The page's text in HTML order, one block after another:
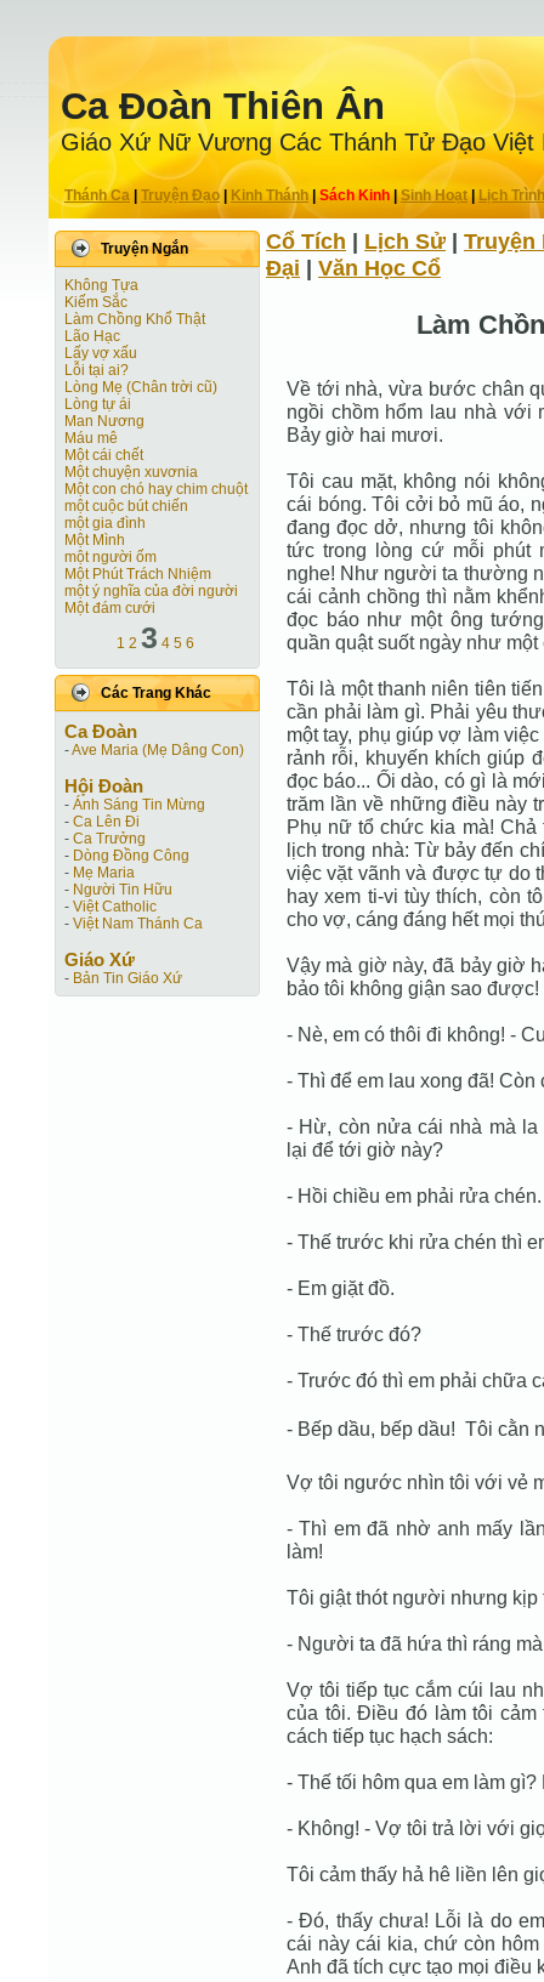
Ca Ðoàn Thiên Ân
Giáo Xứ Nữ Vương Các Thánh Tử Ðạo Việt
Thánh Ca Truyện Ðạo| Kinh Thánh Sách Kinh|Sinh Hoạt| Lịch Trình
Truyện Ngắn
Không Tựa
Kiếm Sắc
Làm Chồng Khổ Thật
Lão Hạc
Lấy vợ xấu
Lỗi tại ai?
Lòng Mẹ (Chân trời cũ)
Lòng tự ái
Man Nương
Máu mê
Một cái chết
Một chuyện xuvơnia
Một con chó hay chim chuột
một cuộc bút chiến
một gia đình
Một Mình
một người ốm
Một Phút Trách Nhiệm
một ý nghĩa của đời người
Một đám cưới
1 2 3 4 5 6
Các Trang Khác
Ca Ðoàn
-Ave Maria (Mẹ Dâng Con)
Hội Ðoàn
- Ánh Sáng Tin Mừng
- Ca Lên Đi
- Ca Trưởng
- Dòng Đồng Công
- Mẹ Maria
- Người Tin Hữu
- Việt Catholic
- Việt Nam Thánh Ca
Giáo Xứ
- Bản Tin Giáo Xứ
Cổ Tích Lịch Sử
Truyện
Ðại
Văn Học Cổ
Làm
Về tới nhà, vừa bước chân
ngồi chồm hổm lau nhà với
Bảy giờ hai mươi.
Tôi cau mặt, không nói
cái bóng. Tôi cởi bỏ mũ áo,
đang đọc dở, nhưng tôi
tức trong lòng cứ mỗi phút
nghe! Như người ta thường
cái cảnh chồng thì nằm
đọc báo như một ông
quần quật suốt ngày như
Tôi là một thanh niên tiên
cần phải làm gì. Phải yêu
một tay, phụ giúp vợ làm
rảnh rỗi, khuyến khích giúp
đọc báo... Ối dào, có gì là
trăm lần về những điều này
Phụ nữ tổ chức kia mà! Chả
lịch trong nhà: Từ bảy đến
việc vặt vãnh và được tự do
hay xem ti-vi tùy thích, còn
cho vợ, cáng đáng hết mọi
Vậy mà giờ này, đã bảy giờ
bảo tôi không giận sao được!
- Nè, em có thôi đi không! -
- Thì để em lau xong đã!
- Hừ, còn nửa cái nhà mà la
lại để tới giờ này?
- Hồi chiều em phải rửa chén.
- Thế trước khi rửa chén thì
- Em giặt đồ.
- Thế trước đó?
- Trước đó thì em phải chữa
- Bếp dầu, bếp dầu!  Tôi cằn
Vợ tôi ngước nhìn tôi với vẻ
- Thì em đã nhờ anh mấy
làm!
Tôi giật thót người nhưng kịp
- Người ta đã hứa thì ráng
Vợ tôi tiếp tục cắm cúi lau
của tôi. Ðiều đó làm tôi
cách tiếp tục hạch sách:
- Thế tối hôm qua em làm
- Không! - Vợ tôi trả lời với
Tôi cảm thấy hả hê liền lên
- Ðó, thấy chưa! Lỗi là do
cái này cái kia, chứ còn
Anh đã tích cực tạo mọi điều